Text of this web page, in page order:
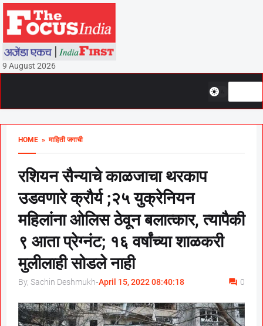
9 August 2026
HOME » माहिती जगाची
रशियन सैन्याचे काळजाचा थरकाप
उडवणारे क्रौर्य ;२५ युक्रेनियन
महिलांना ओलिस ठेवून बलात्कार, त्यापैकी
९ आता प्रेग्नंट; १६ वर्षांच्या शाळकरी
मुलीलाही सोडले नाही
By, Sachin Deshmukh-April 15, 2022 08:40:18 0